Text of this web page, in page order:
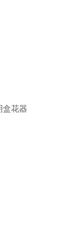
盒花器